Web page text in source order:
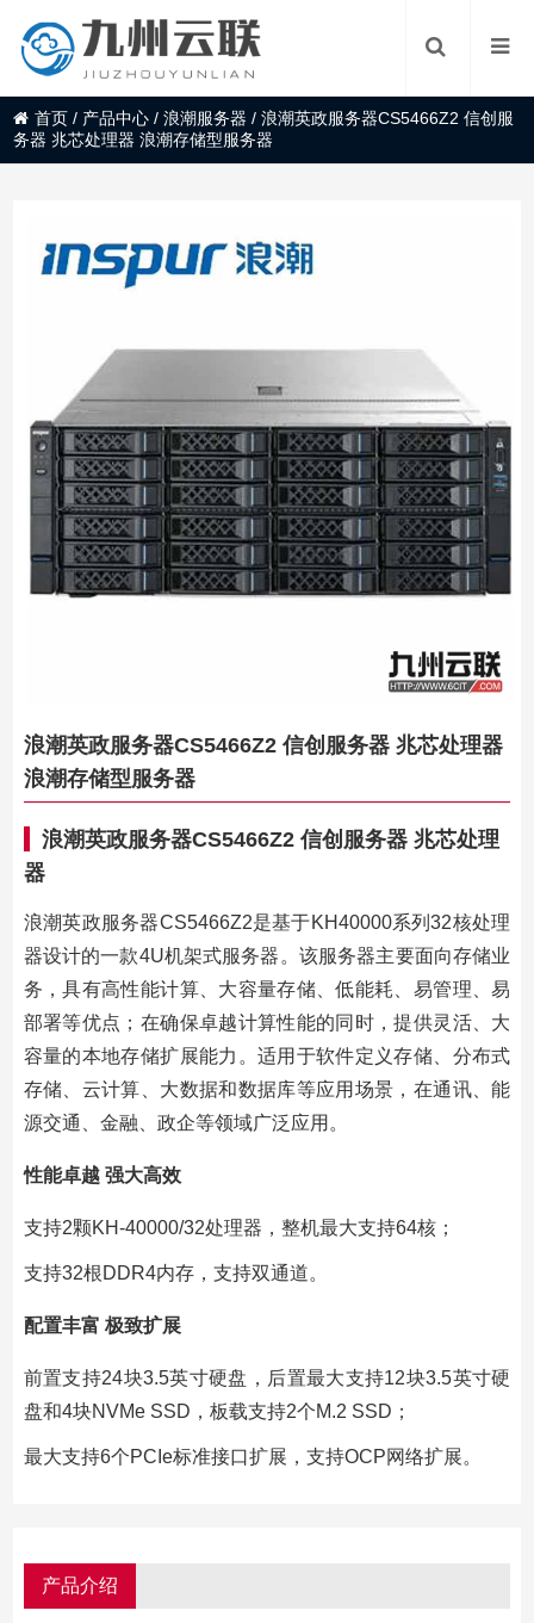
首页 / 产品中心 /浪潮服务器 /浪潮英政服务器CS5466Z2 信创服
务器 兆芯处理器 浪潮存储型服务器
浪潮英政服务器CS5466Z2 信创服务器 兆芯处理器
浪潮存储型服务器
浪潮英政服务器CS5466Z2 信创服务器 兆芯处理
器
浪潮英政服务器CS5466Z2是基于KH40000系列32核处理
器设计的一款4U机架式服务器。该服务器主要面向存储业
务，具有高性能计算、大容量存储、低能耗、易管理、易
部署等优点；在确保卓越计算性能的同时，提供灵活、大
容量的本地存储扩展能力。适用于软件定义存储、分布式
存储、云计算、大数据和数据库等应用场景，在通讯、能
源交通、金融、政企等领域广泛应用。
性能卓越 强大高效
支持2颗KH-40000/32处理器，整机最大支持64核；
支持32根DDR4内存，支持双通道。
配置丰富 极致扩展
前置支持24块3.5英寸硬盘，后置最大支持12块3.5英寸硬
盘和4块NVMe SSD，板载支持2个M.2 SSD；
最大支持6个PCIe标准接口扩展，支持OCP网络扩展。
产品介绍